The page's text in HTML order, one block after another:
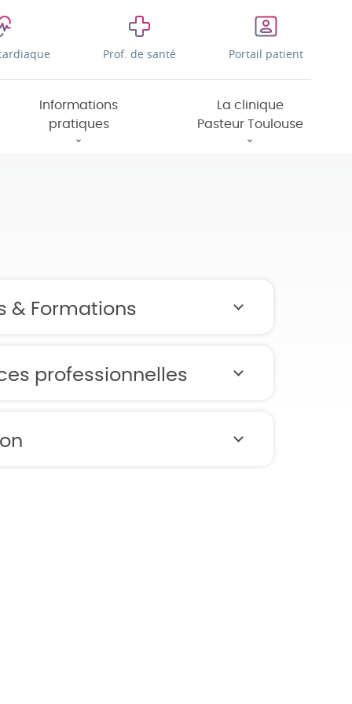
Prof. de santé Portail patient
Informations
pratiques
La clinique
Pasteur Toulouse
& Formations
professionnelles